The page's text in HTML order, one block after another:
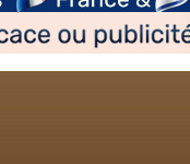
vient de donner son Maasser
viennent de faire un don